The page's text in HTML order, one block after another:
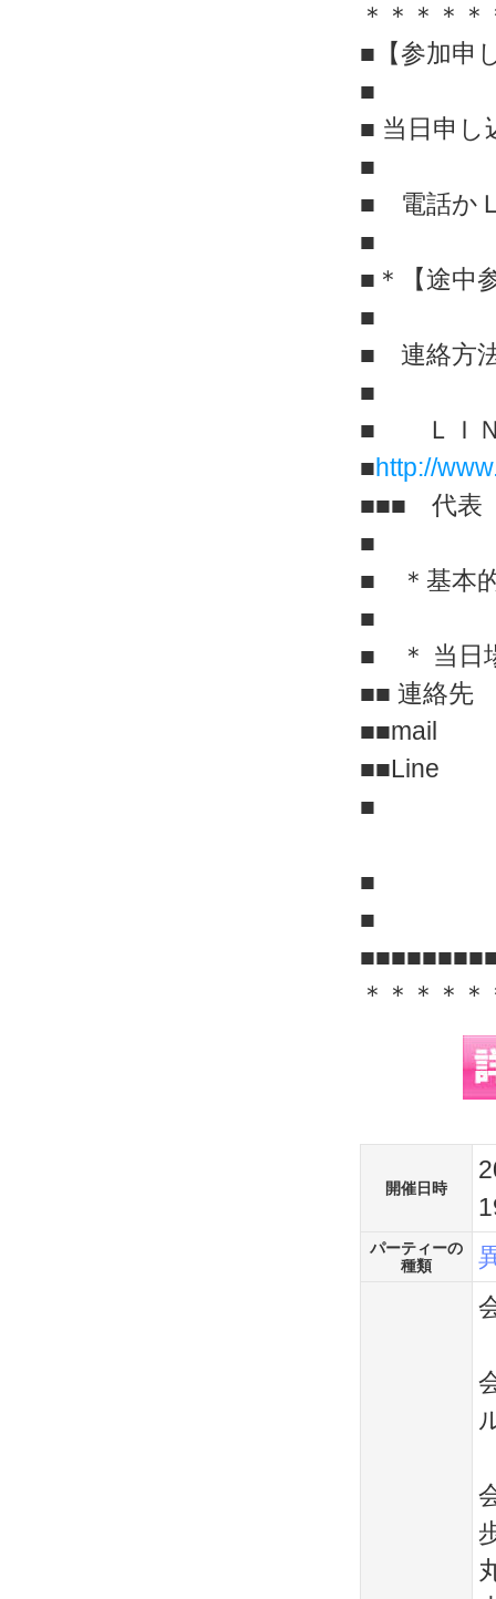
＊＊＊＊
■【参加申
■
■ 当日申し
■
■ 電話か
■
■＊【途中
■
■ 連絡方
■
■ ＬＩＮ
■http://
■■■ 代
■
■ ＊基本
■
■ ＊ 当日
■■ 連絡先
■■Line
■ か以
■
＊＊＊＊
開催日時
パーティーの
種類